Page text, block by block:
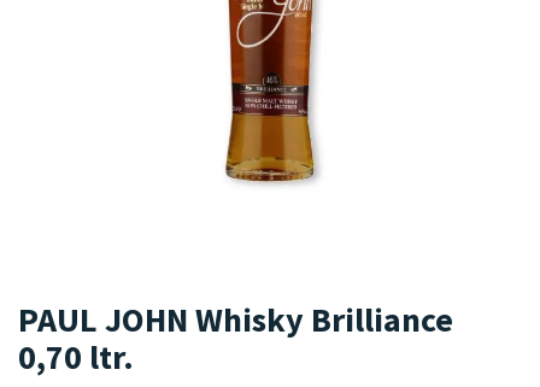
PAUL JOHN Whisky Brilliance
0,70 ltr.